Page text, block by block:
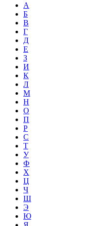
А
Б
В
Г
Д
Е
З
И
К
Л
М
Н
О
П
Р
С
Т
У
Ф
Х
Ц
Ч
Ш
Э
Ю